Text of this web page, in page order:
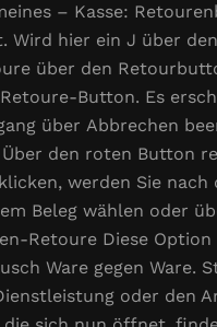
– Kasse:
hier ein J über
über den
Button. Es
über Abbrechen
den roten Button
werden Sie
Beleg wählen oder
Retoure Diese
Ware gegen
oder den